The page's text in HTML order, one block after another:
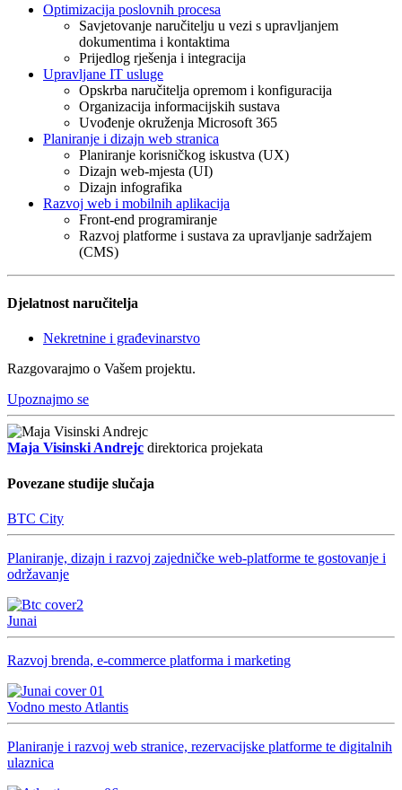
Optimizacija poslovnih procesa
Savjetovanje naručitelju u vezi s upravljanjem
dokumentima i kontaktima
Prijedlog rješenja i integracija
Upravljane IT usluge
Opskrba naručitelja opremom i konfiguracija
Organizacija informacijskih sustava
Uvođenje okruženja Microsoft 365
Planiranje i dizajn web stranica
Planiranje korisničkog iskustva (UX)
Dizajn web-mjesta (UI)
Dizajn infografika
Razvoj web i mobilnih aplikacija
Front-end programiranje
Razvoj platforme i sustava za upravljanje sadržajem
(CMS)
Djelatnost naručitelja
Nekretnine i građevinarstvo
Razgovarajmo o Vašem projektu.
Upoznajmo se
Maja Visinski Andrejc direktorica projekata
Povezane studije slučaja
BTC City
Planiranje, dizajn i razvoj zajedničke web-platforme te gostovanje i
održavanje
Junai
Razvoj brenda, e-commerce platforma i marketing
Vodno mesto Atlantis
Planiranje i razvoj web stranice, rezervacijske platforme te digitalnih
ulaznica